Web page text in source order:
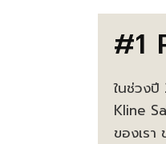
#1
ในช่วง
Kline
ของเร